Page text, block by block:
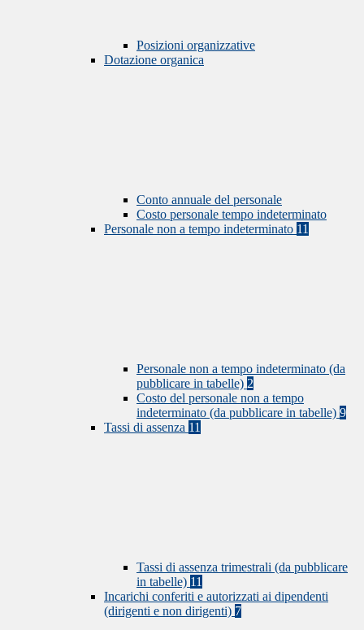
Posizioni organizzative
Dotazione organica
Conto annuale del personale
Costo personale tempo indeterminato
Personale non a tempo indeterminato 11
Personale non a tempo indeterminato (da
pubblicare in tabelle) 2
Costo del personale non a tempo
indeterminato (da pubblicare in tabelle) 9
Tassi di assenza 11
Tassi di assenza trimestrali (da pubblicare
in tabelle) 11
Incarichi conferiti e autorizzati ai dipendenti
(dirigenti e non dirigenti) 7